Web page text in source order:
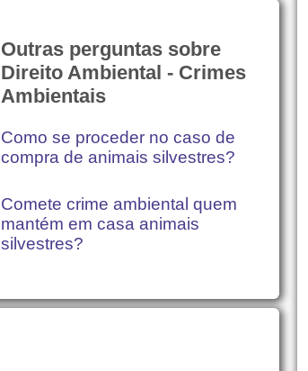
Outras perguntas sobre
Direito Ambiental - Crimes
Ambientais
Como se proceder no caso de
compra de animais silvestres?
Comete crime ambiental quem
mantém em casa animais
silvestres?